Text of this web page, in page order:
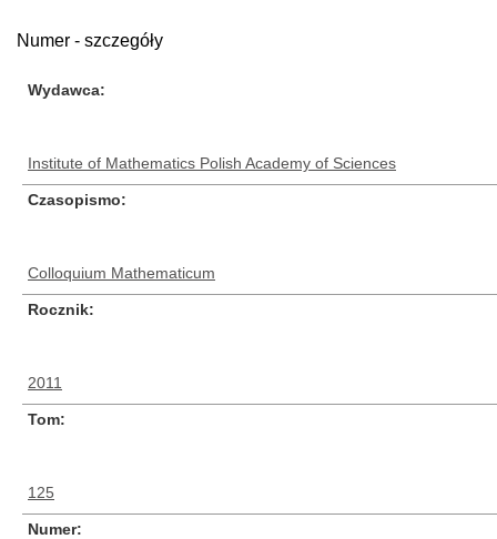
Numer - szczegóły
Wydawca
Institute of Mathematics Polish Academy of Sciences
Czasopismo
Colloquium Mathematicum
Rocznik
2011
Tom
125
Numer